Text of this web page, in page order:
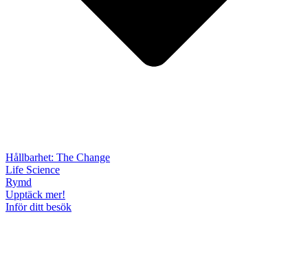
Hållbarhet: The Change
Life Science
Rymd
Upptäck mer!
Inför ditt besök